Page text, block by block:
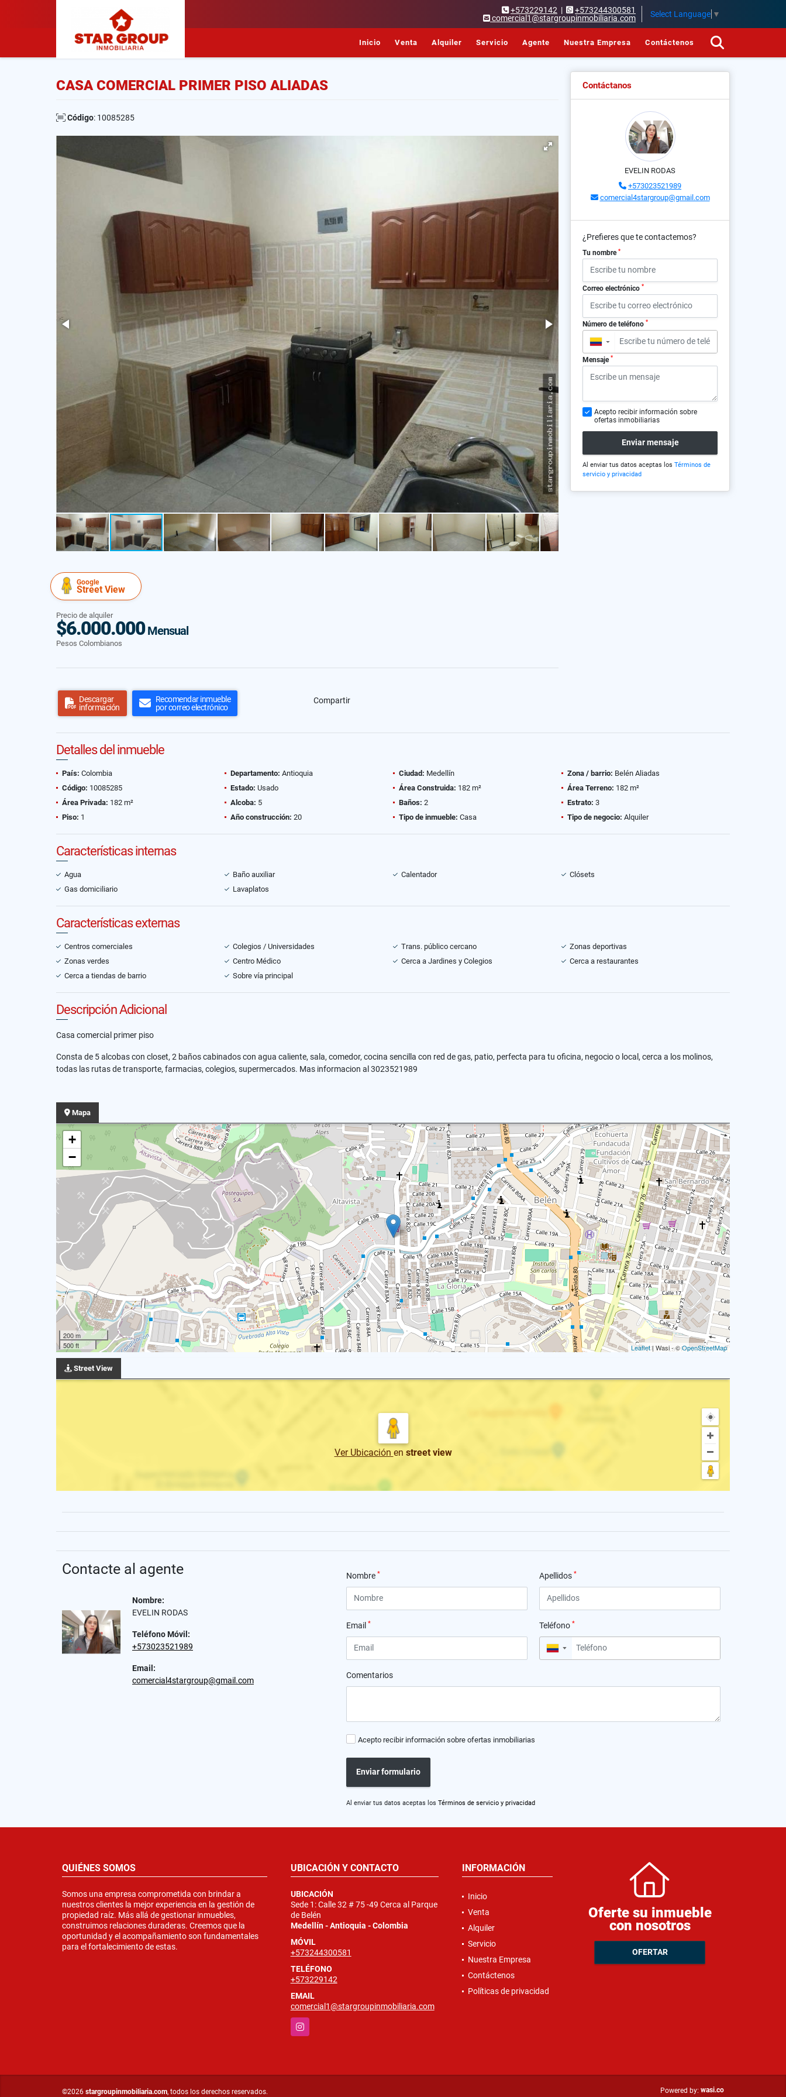
+573229142 |
+573244300581
comercial1@stargroupinmobiliaria.com
Select Language ▼
Inicio Venta Alquiler Servicio Agente Nuestra Empresa Contáctenos
CASA COMERCIAL PRIMER PISO ALIADAS
Código: 10085285
Google
Street View
Precio de alquiler
$6.000.000Mensual
Pesos Colombianos
Descargar
información
Recomendar inmueble
por correo electrónico
Compartir
Contáctanos
EVELIN RODAS
+573023521989
comercial4stargroup@gmail.com
¿Prefieres que te contactemos?
Tu nombre *
Correo electrónico *
Número de teléfono *
▼
Mensaje *
Acepto recibir información sobre
ofertas inmobiliarias
Enviar mensaje
Al enviar tus datos aceptas los Términos de
servicio y privacidad
Detalles del inmueble
País: Colombia Departamento: Antioquia Ciudad: Medellín Zona / barrio: Belén Aliadas
Código: 10085285 Estado: Usado Área Construida: 182 m² Área Terreno: 182 m²
Área Privada: 182 m² Alcoba: 5 Baños: 2 Estrato: 3
Piso: 1 Año construcción: 20 Tipo de inmueble: Casa Tipo de negocio: Alquiler
Características internas
Agua Baño auxiliar Calentador
Clósets
Gas domiciliario
Lavaplatos
Características externas
Centros comerciales Colegios / Universidades Trans. público cercano
Zonas deportivas
Zonas verdes
Centro Médico Cerca a Jardines y Colegios
Cerca a restaurantes
Cerca a tiendas de barrio
Sobre vía principal
Descripción Adicional
Casa comercial primer piso
Consta de 5 alcobas con closet, 2 baños cabinados con agua caliente, sala, comedor, cocina sencilla con red de gas, patio, perfecta para tu oficina, negocio o local, cerca a los molinos,
todas las rutas de transporte, farmacias, colegios, supermercados. Mas informacion al 3023521989
Mapa
+
−
200 m
500 ft
Leaflet| Wasi - ©OpenStreetMap
Street View
Ver Ubicación en street view
Contacte al agente
Nombre:
EVELIN RODAS
Teléfono Móvil:
+573023521989
Email:
comercial4stargroup@gmail.com
Nombre * Apellidos *
Email * Teléfono *
▼
Comentarios
Acepto recibir información sobre ofertas inmobiliarias
Enviar formulario
Al enviar tus datos aceptas los Términos de servicio y privacidad
QUIÉNES SOMOS
Somos una empresa comprometida con brindar a
nuestros clientes la mejor experiencia en la gestión de
propiedad raíz. Más allá de gestionar inmuebles,
construimos relaciones duraderas. Creemos que la
oportunidad y el acompañamiento son fundamentales
para el fortalecimiento de estas.
UBICACIÓN Y CONTACTO
UBICACIÓN
Sede 1: Calle 32 # 75 -49 Cerca al Parque
de Belén
Medellín - Antioquia - Colombia
MÓVIL
+573244300581
TELÉFONO
+573229142
EMAIL
comercial1@stargroupinmobiliaria.com
Instagram
INFORMACIÓN
Inicio
Venta
Alquiler
Servicio
Nuestra Empresa
Contáctenos
Políticas de privacidad
Oferte su inmueble
con nosotros
OFERTAR
©2026 stargroupinmobiliaria.com, todos los derechos reservados. Powered by: wasi.co